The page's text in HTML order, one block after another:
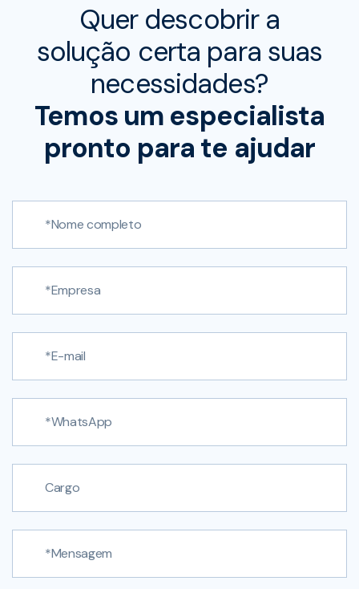
Quer descobrir a
solução certa para suas
necessidades?
Temos um especialista
pronto para te ajudar